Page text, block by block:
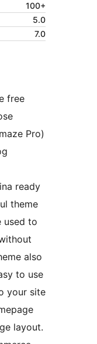
100+
5.0
7.0
free
Pro)
ready
theme
used to
also
to use
your site
layout.